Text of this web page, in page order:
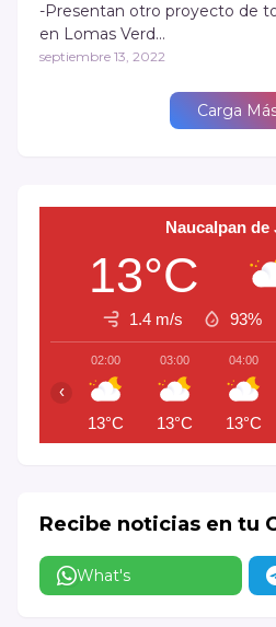
-Presentan otro proyecto de
en Lomas Verd…
septiembre 13, 2022
Carga
Naucalpan de
13°C
1.4 m/s 93%
02:00
13°C
03:00
13°C
04:00
13°C
‹
Recibe noticias en tu
What's